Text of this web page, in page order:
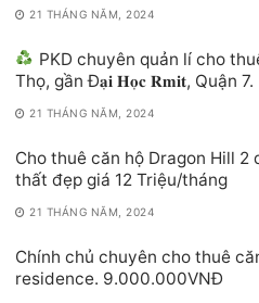
21 THÁNG NĂM, 2024
PKD chuyên quản lí cho
Thọ, gần Đ𝐚̣𝐢 𝐇𝐨̣𝐜 𝐑𝐦𝐢𝐭, Quận 7.
21 THÁNG NĂM, 2024
Cho thuê căn hộ Dragon Hill
thất đẹp giá 12 Triệu/tháng
21 THÁNG NĂM, 2024
Chính chủ chuyên cho thuê
residence. 9.000.000VNĐ